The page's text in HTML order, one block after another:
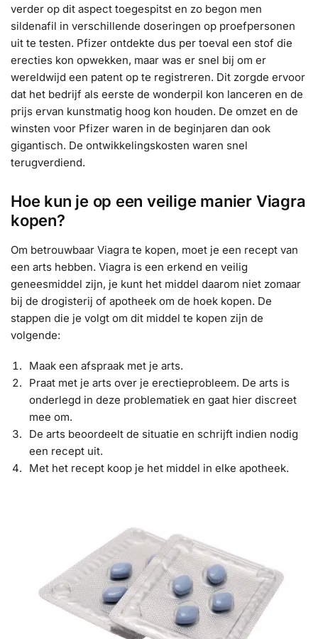
verder op dit aspect toegespitst en zo begon men
sildenafil in verschillende doseringen op proefpersonen
uit te testen. Pfizer ontdekte dus per toeval een stof die
erecties kon opwekken, maar was er snel bij om er
wereldwijd een patent op te registreren. Dit zorgde ervoor
dat het bedrijf als eerste de wonderpil kon lanceren en de
prijs ervan kunstmatig hoog kon houden. De omzet en de
winsten voor Pfizer waren in de beginjaren dan ook
gigantisch. De ontwikkelingskosten waren snel
terugverdiend.
Hoe kun je op een veilige manier Viagra
kopen?
Om betrouwbaar Viagra te kopen, moet je een recept van
een arts hebben. Viagra is een erkend en veilig
geneesmiddel zijn, je kunt het middel daarom niet zomaar
bij de drogisterij of apotheek om de hoek kopen. De
stappen die je volgt om dit middel te kopen zijn de
volgende:
Maak een afspraak met je arts.
Praat met je arts over je erectieprobleem. De arts is
onderlegd in deze problematiek en gaat hier discreet
mee om.
De arts beoordeelt de situatie en schrijft indien nodig
een recept uit.
Met het recept koop je het middel in elke apotheek.